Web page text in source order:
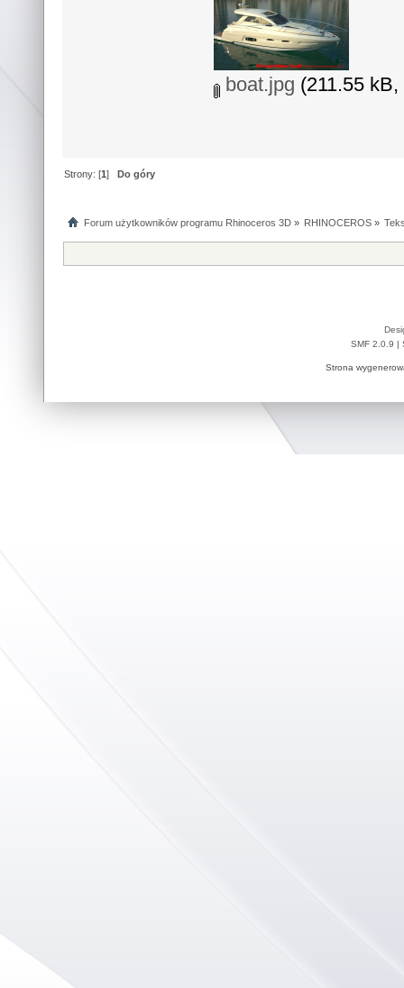
boat.jpg (211.55
Strony: [1]Do góry
Forum użytkowników programu Rhinoceros 3D» RHINOCEROS»
SMF 2.0.9 |
Strona